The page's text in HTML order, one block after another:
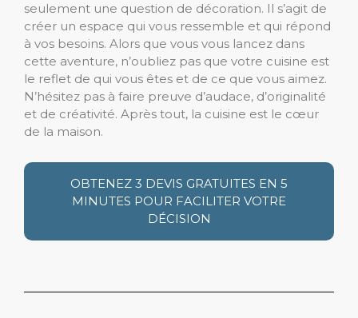
seulement une question de décoration. Il s’agit de
créer un espace qui vous ressemble et qui répond
à vos besoins. Alors que vous vous lancez dans
cette aventure, n’oubliez pas que votre cuisine est
le reflet de qui vous êtes et de ce que vous aimez.
N’hésitez pas à faire preuve d’audace, d’originalité
et de créativité. Après tout, la cuisine est le cœur
de la maison.
OBTENEZ 3 DEVIS GRATUITES EN 5
MINUTES POUR FACILITER VOTRE
DÉCISION